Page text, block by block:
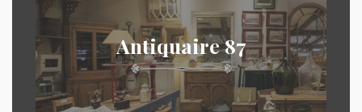
Antiquaire 87